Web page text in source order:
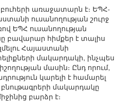
առաջատարն է։ ԵՊՀ-
ուսանողության շուրջ
ԵՊՀ ուսանողության
բավարար հիմքեր է տալիս
Հայաստանի
մակարդակի, ինչպես
մասին։ Ընդ որում,
կարելի է համարել
բնութագրերի մակարդակը
բարձր է։